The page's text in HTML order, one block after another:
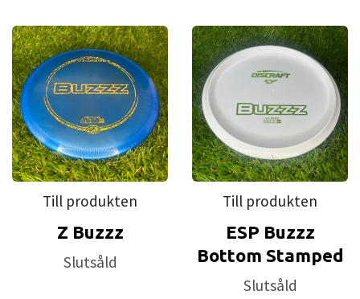
Till produkten
Z Buzzz
Slutsåld
Till produkten
ESP Buzzz
Bottom Stamped
Slutsåld